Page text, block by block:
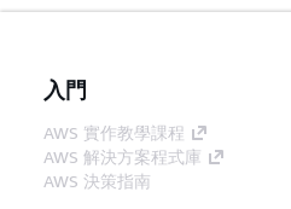
入門
AWS 實作教學課程
AWS 解決方案程式庫
AWS 決策指南